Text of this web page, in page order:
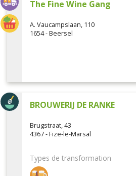
The Fine Wine Gang
A. Vaucampslaan, 110
1654 - Beersel
BROUWERIJ DE RANKE
Brugstraat, 43
4367 - Fize-le-Marsal
Types de transformation